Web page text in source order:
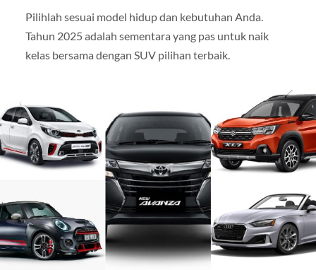
Pilihlah sesuai model hidup dan kebutuhan Anda.
Tahun 2025 adalah sementara yang pas untuk naik
kelas bersama dengan SUV pilihan terbaik.